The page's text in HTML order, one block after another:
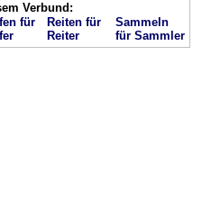
Verbund:
für
Reiten für
Reiter
Sammeln
für Sammler